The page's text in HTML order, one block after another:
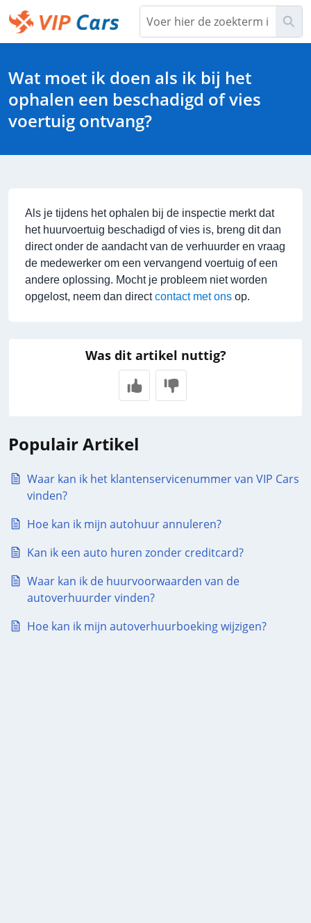
Overslaan
en
naar
Wat moet ik doen als ik bij het
ophalen een beschadigd of vies
voertuig ontvang?
Als je tijdens het ophalen bij de inspectie merkt dat
het huurvoertuig beschadigd of vies is, breng dit dan
direct onder de aandacht van de verhuurder en vraag
de medewerker om een vervangend voertuig of een
andere oplossing. Mocht je probleem niet worden
opgelost, neem dan directcontact met ons op.
Was dit artikel nuttig?
Populair Artikel
Waar kan ik het klantenservicenummer van VIP Cars
vinden?
Hoe kan ik mijn autohuur annuleren?
Kan ik een auto huren zonder creditcard?
Waar kan ik de huurvoorwaarden van de
autoverhuurder vinden?
Hoe kan ik mijn autoverhuurboeking wijzigen?